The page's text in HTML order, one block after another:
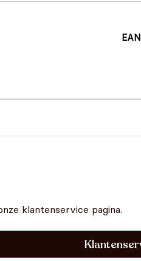
EAN
klantenservice pagina.